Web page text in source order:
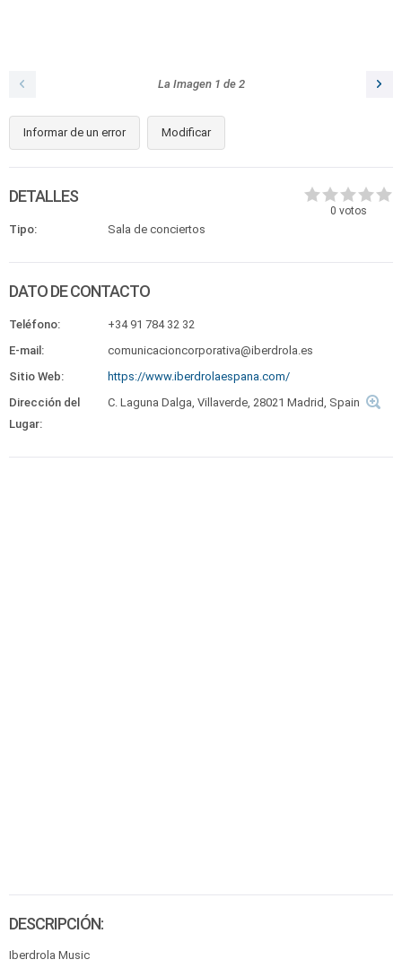
La Imagen 1 de 2
Informar de un error Modificar
0 votos
DETALLES
Tipo: Sala de conciertos
DATO DE CONTACTO
Teléfono:
+34 91 784 32 32
E-mail:
comunicacioncorporativa@iberdrola.es
Sitio Web:
https://www.iberdrolaespana.com/
Dirección del
Lugar:
C. Laguna Dalga, Villaverde, 28021 Madrid, Spain
DESCRIPCIÓN:
Iberdrola Music